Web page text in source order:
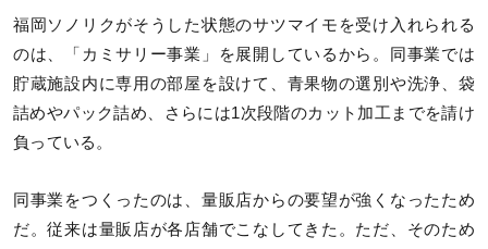
福岡ソノリクがそうした状態のサツマイモを受け入れられる
のは、「カミサリー事業」を展開しているから。同事業では
貯蔵施設内に専用の部屋を設けて、青果物の選別や洗浄、袋
詰めやパック詰め、さらには1次段階のカット加工までを請け
負っている。
同事業をつくったのは、量販店からの要望が強くなったため
だ。従来は量販店が各店舗でこなしてきた。ただ、そのため